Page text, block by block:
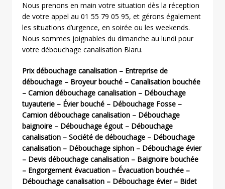
Nous prenons en main votre situation dès la réception
de votre appel au 01 55 79 05 95, et gérons également
les situations d’urgence, en soirée ou les weekends.
Nous sommes joignables du dimanche au lundi pour
votre débouchage canalisation Blaru.
Prix débouchage canalisation – Entreprise de
débouchage – Broyeur bouché – Canalisation bouchée
– Camion débouchage canalisation – Débouchage
tuyauterie – Évier bouché – Débouchage Fosse –
Camion débouchage canalisation – Débouchage
baignoire – Débouchage égout – Débouchage
canalisation – Société de débouchage – Débouchage
canalisation – Débouchage siphon – Débouchage évier
– Devis débouchage canalisation – Baignoire bouchée
– Engorgement évacuation – Évacuation bouchée –
Débouchage canalisation – Débouchage évier – Bidet